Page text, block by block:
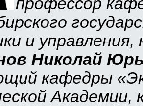
и
Николай
кафедры
Академии,